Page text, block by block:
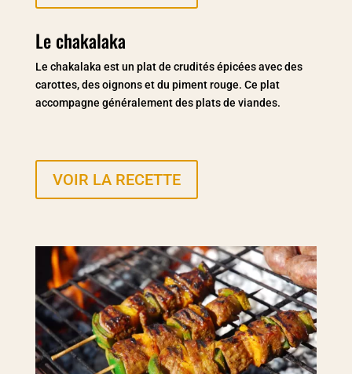
Le chakalaka
Le chakalaka est un plat de crudités épicées avec des
carottes, des oignons et du piment rouge. Ce plat
accompagne généralement des plats de viandes.
VOIR LA RECETTE